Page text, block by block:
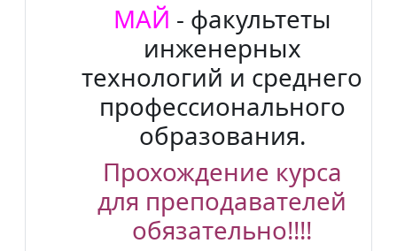
МАЙ - факультеты
инженерных
технологий и среднего
профессионального
образования.
Прохождение курса
для преподавателей
обязательно!!!!